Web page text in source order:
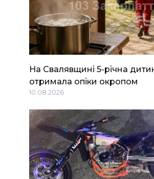
На Свалявщині 5-річна
отримала опіки окропом
10.08.2026